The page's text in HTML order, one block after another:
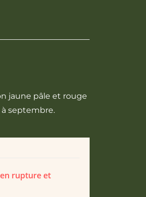
jaune pâle et rouge
septembre.
rupture et